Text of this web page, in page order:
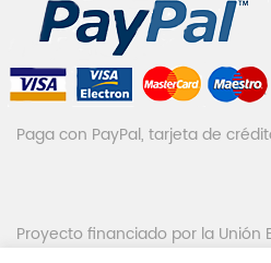
Paga con PayPal, tarjeta de
Proyecto financiado por la Unión